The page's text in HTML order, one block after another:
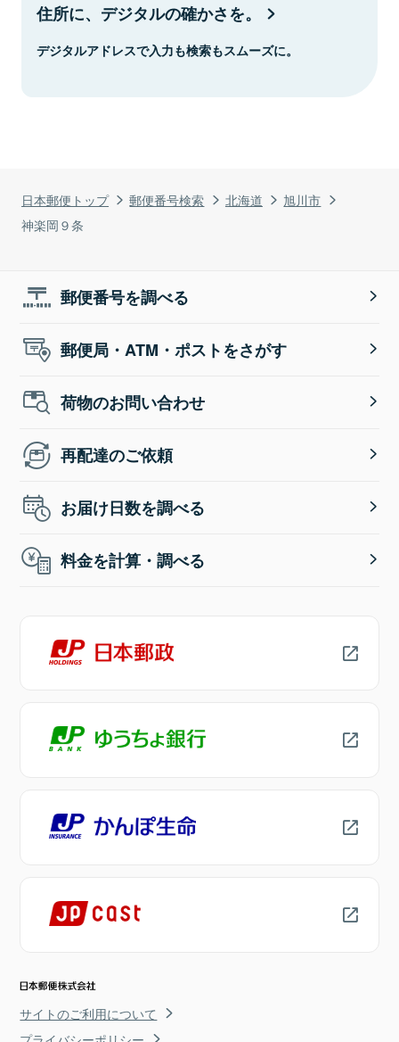
日本郵便トップ 郵便番号検索 北海道
旭川市
神楽岡９条
住所に、デジタルの確かさを。
デジタルアドレスで入力も検索もスムーズに。
郵便番号を調べる
郵便局・ATM・ポストをさがす
荷物のお問い合わせ
再配達のご依頼
お届け日数を調べる
料金を計算・調べる
サイトのご利用について